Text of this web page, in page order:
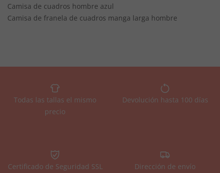
Camisa de cuadros hombre azul
Camisa de franela de cuadros manga larga hombre
Todas las tallas el mismo
precio
Devolución hasta 100 días
Certificado de Seguridad SSL
Dirección de envío